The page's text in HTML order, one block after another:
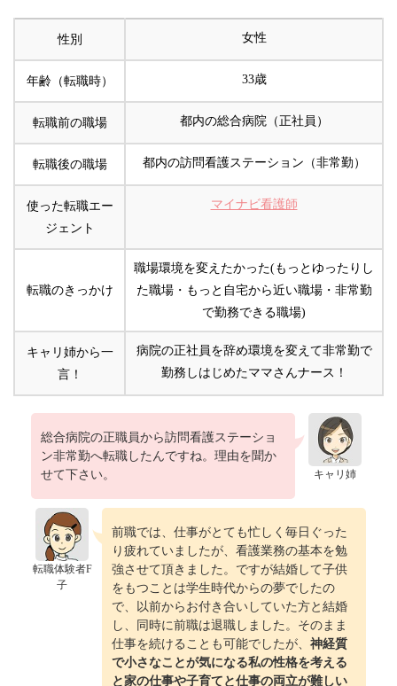
性別 女性
年齢（転職時） 33歳
転職前の職場 都内の総合病院（正社員）
転職後の職場 都内の訪問看護ステーション（非常勤）
使った転職エー
ジェント
マイナビ看護師
転職のきっかけ
職場環境を変えたかった(もっとゆったりし
た職場・もっと自宅から近い職場・非常勤
で勤務できる職場)
キャリ姉から一
言！
病院の正社員を辞め環境を変えて非常勤で
勤務しはじめたママさんナース！
キャリ姉
総合病院の正職員から訪問看護ステーショ
ン非常勤へ転職したんですね。理由を聞か
せて下さい。
転職体験者F
子
前職では、仕事がとても忙しく毎日ぐった
り疲れていましたが、看護業務の基本を勉
強させて頂きました。ですが結婚して子供
をもつことは学生時代からの夢でしたの
で、以前からお付き合いしていた方と結婚
し、同時に前職は退職しました。そのまま
仕事を続けることも可能でしたが、 神経質
で小さなことが気になる私の性格を考える
と家の仕事や子育てと仕事の両立が難しい